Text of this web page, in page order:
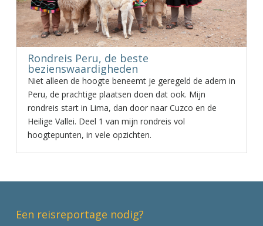
Rondreis Peru, de beste
bezienswaardigheden
Niet alleen de hoogte beneemt je geregeld de adem in
Peru, de prachtige plaatsen doen dat ook. Mijn
rondreis start in Lima, dan door naar Cuzco en de
Heilige Vallei. Deel 1 van mijn rondreis vol
hoogtepunten, in vele opzichten.
Een reisreportage nodig?